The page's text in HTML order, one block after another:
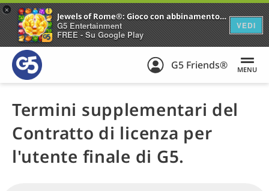
Jewels of Rome®: Gioco con abbinamento di gemme
G5 Entertainment
FREE - Su Google Play
VEDI
+
G5 Friends® MENU
Termini supplementari del
Contratto di licenza per
l'utente finale di G5.